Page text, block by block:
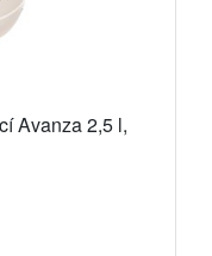
Avanza 2,5 l,